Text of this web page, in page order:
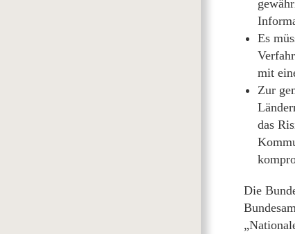
Es
mit
Zur
das
Die